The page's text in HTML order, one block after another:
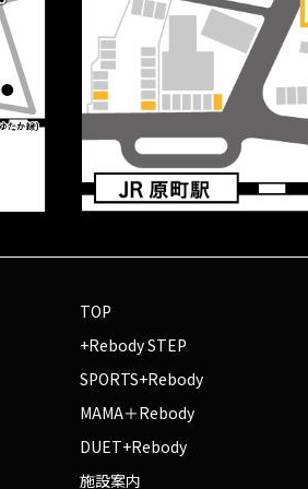
TOP
+Rebody STEP
SPORTS+Rebody
MAMA＋Rebody
DUET+Rebody
施設案内